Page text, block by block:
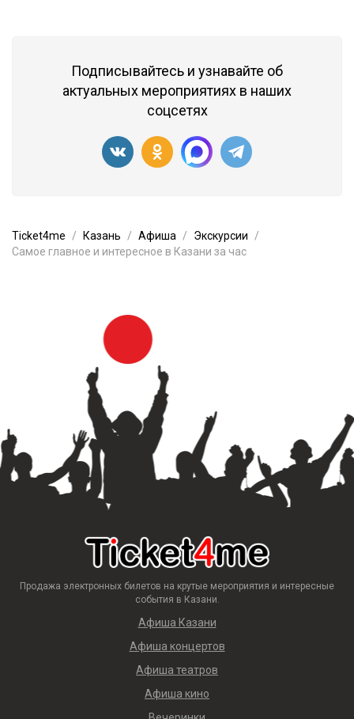
Подписывайтесь и узнавайте об
актуальных мероприятиях в наших
соцсетях
Ticket4me Казань Афиша
Экскурсии
Самое главное и интересное в Казани за час
Продажа электронных билетов на крутые мероприятия и интересные
события в Казани.
Афиша Казани
Афиша концертов
Афиша театров
Афиша кино